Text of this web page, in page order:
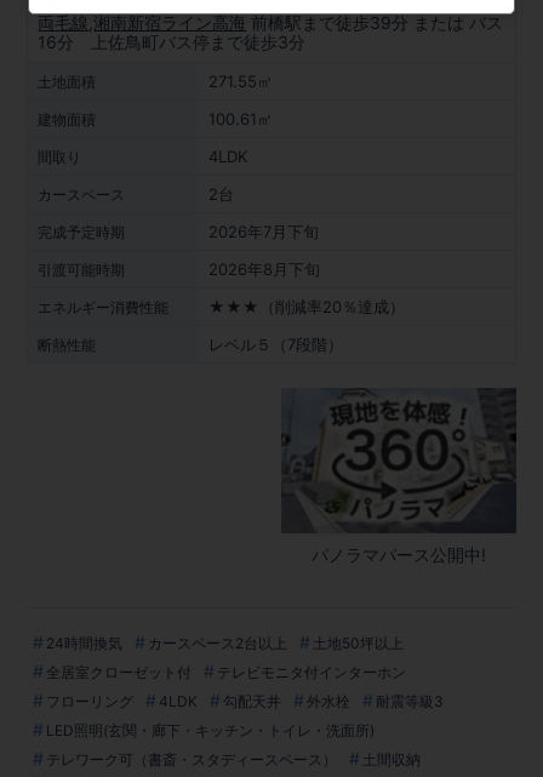
両毛線 ,湘南新宿ライン高海 前橋駅まで徒歩39分 または バス
16分 上佐鳥町バス停まで徒歩3分
土地面積 271.55㎡
建物面積 100.61㎡
間取り 4LDK
カースペース 2台
完成予定時期 2026年7月下旬
引渡可能時期 2026年8月下旬
エネルギー消費性能 ★★★（削減率20％達成）
断熱性能 レベル５（7段階）
24時間換気 カースペース2台以上
土地50坪以上
全居室クローゼット付
テレビモニタ付インターホン
フローリング
4LDK 勾配天井 外水栓
耐震等級3
LED照明(玄関・廊下・キッチン・トイレ・洗面所)
テレワーク可（書斎・スタディースペース）
土間収納
パノラマパース公開中!